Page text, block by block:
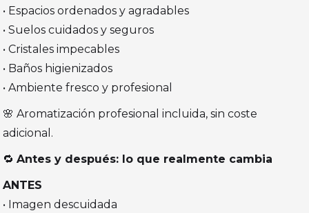
• Espacios ordenados y agradables
• Suelos cuidados y seguros
• Cristales impecables
• Baños higienizados
• Ambiente fresco y profesional
🌸 Aromatización profesional incluida, sin coste
adicional.
🔁Antes y después: lo que realmente cambia
ANTES
• Imagen descuidada